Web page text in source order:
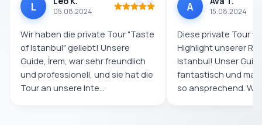
L 05.08.2024
Wir haben die private Tour "Taste
of Istanbul" geliebt! Unsere
Guide, İrem, war sehr freundlich
und professionell, und sie hat die
Tour an unsere Inte...
A 15.08.2024
Diese private Tour
Highlight unserer
Istanbul! Unser
fantastisch und
so ansprechend.